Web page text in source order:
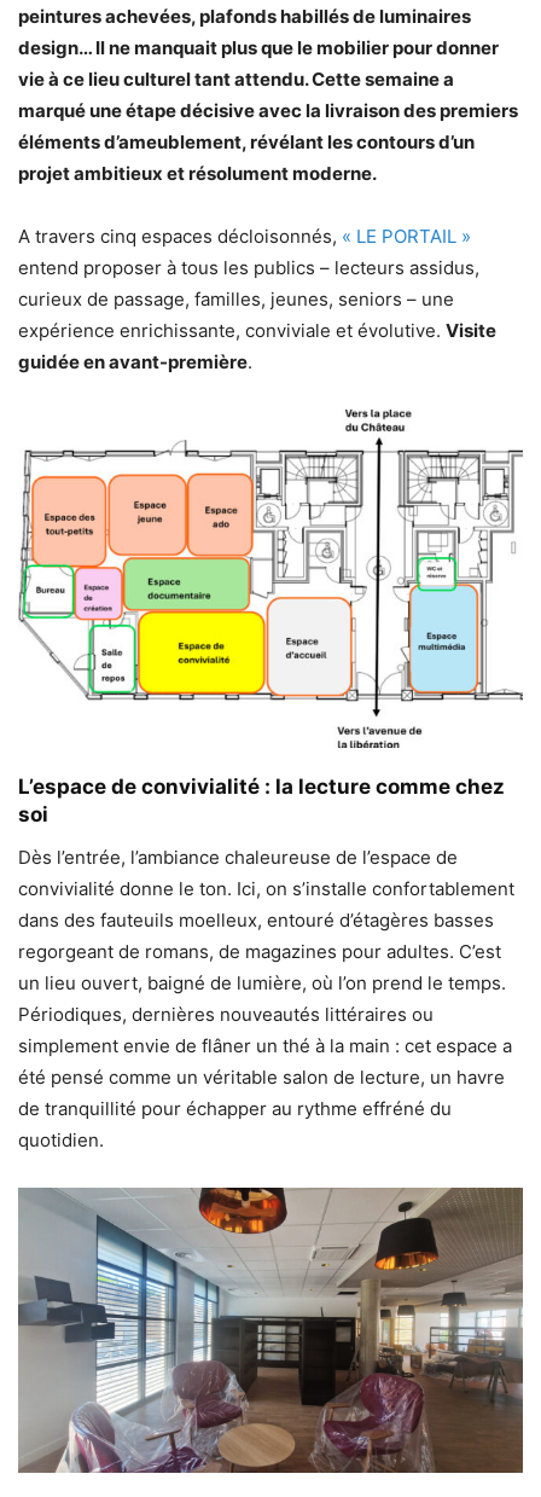
peintures achevées, plafonds habillés de luminaires
design… Il ne manquait plus que le mobilier pour donner
vie à ce lieu culturel tant attendu. Cette semaine a
marqué une étape décisive avec la livraison des premiers
éléments d’ameublement, révélant les contours d’un
projet ambitieux et résolument moderne.
A travers cinq espaces décloisonnés, « LE PORTAIL »
entend proposer à tous les publics – lecteurs assidus,
curieux de passage, familles, jeunes, seniors – une
expérience enrichissante, conviviale et évolutive. Visite
guidée en avant-première.
L’espace de convivialité : la lecture comme chez
soi
Dès l’entrée, l’ambiance chaleureuse de l’espace de
convivialité donne le ton. Ici, on s’installe confortablement
dans des fauteuils moelleux, entouré d’étagères basses
regorgeant de romans, de magazines pour adultes. C’est
un lieu ouvert, baigné de lumière, où l’on prend le temps.
Périodiques, dernières nouveautés littéraires ou
simplement envie de flâner un thé à la main : cet espace a
été pensé comme un véritable salon de lecture, un havre
de tranquillité pour échapper au rythme effréné du
quotidien.